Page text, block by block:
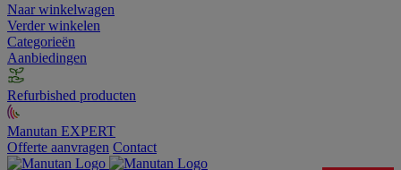
Naar winkelwagen
Verder winkelen
Categorieën
Aanbiedingen
Refurbished producten
Manutan EXPERT
Offerte aanvragen Contact